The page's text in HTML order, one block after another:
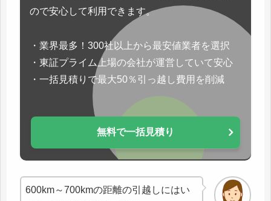
ので安心して利用できます。
・業界最多！300社以上から最安値業者を選択
・東証プライム上場の会社が運営していて安心
・一括見積りで最大50％引っ越し費用を削減
無料で一括見積り
600km～700kmの距離の引越しにはい